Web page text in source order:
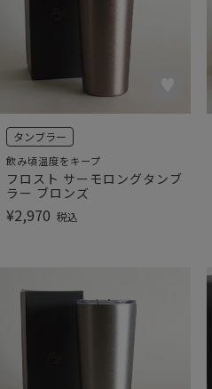
タンブラー
飲み頃温度をキープ
フロスト サーモロングタンブ
ラー ブロンズ
¥2,970 税込